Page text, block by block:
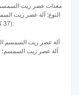
معدات عصر زيت السمسم
37 كيلو وات/45 كيلو وات؛ الأبعاد (الطول*العرض*الارتفاع):
آلة عصر زيت السمسم